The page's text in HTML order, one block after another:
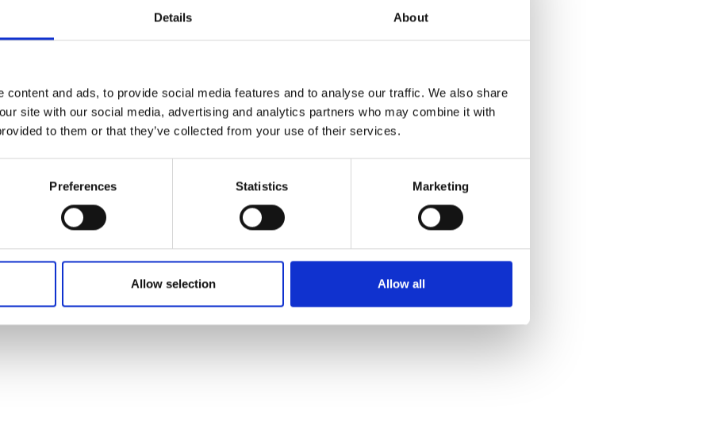
Details About
content and ads, to provide social media features and to analyse our traffic. We also share
site with our social media, advertising and analytics partners who may combine it with
to them or that they’ve collected from your use of their services.
Preferences Statistics Marketing
Allow selection Allow all
ikke oplyst yderligere beskrivelse på deres profil.
tilføjet af leverandørerne og er ikke baseret på viden eller vurdering fra Ferie for Alle.